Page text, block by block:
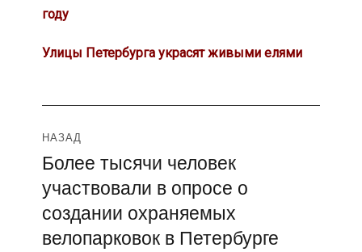
году
Улицы Петербурга украсят живыми елями
Навигация
по
записям
НАЗАД
Предыдущая
запись:
Более тысячи человек
участвовали в опросе о
создании охраняемых
велопарковок в Петербурге